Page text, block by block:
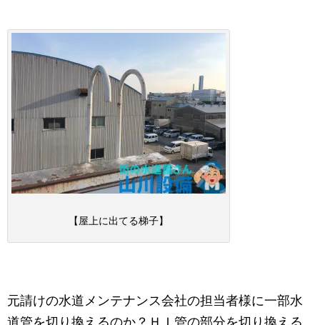
【屋上に出てる梯子】
元請けの水道メンテナンス会社の担当者様に一部水
道管を切り換えるのか？ＨＩ管の部分を切り換える